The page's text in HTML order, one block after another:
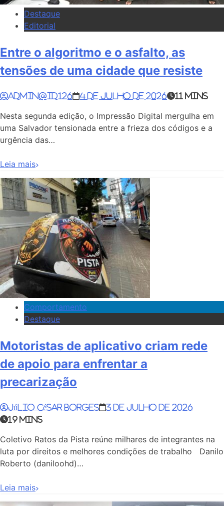
Destaque
Editorial
Entre o algoritmo e o asfalto, as
tensões de uma cidade que resiste
admin@id126 4 de julho de 2026 11 mins
Nesta segunda edição, o Impressão Digital mergulha em
uma Salvador tensionada entre a frieza dos códigos e a
urgência das…
Leia mais
Comportamento
Destaque
Motoristas de aplicativo criam rede
de apoio para enfrentar a
precarização
Júlio César Borges
3 de julho de 2026
19 mins
Coletivo Ratos da Pista reúne milhares de integrantes na
luta por direitos e melhores condições de trabalho Danilo
Roberto (daniloohd)…
Leia mais